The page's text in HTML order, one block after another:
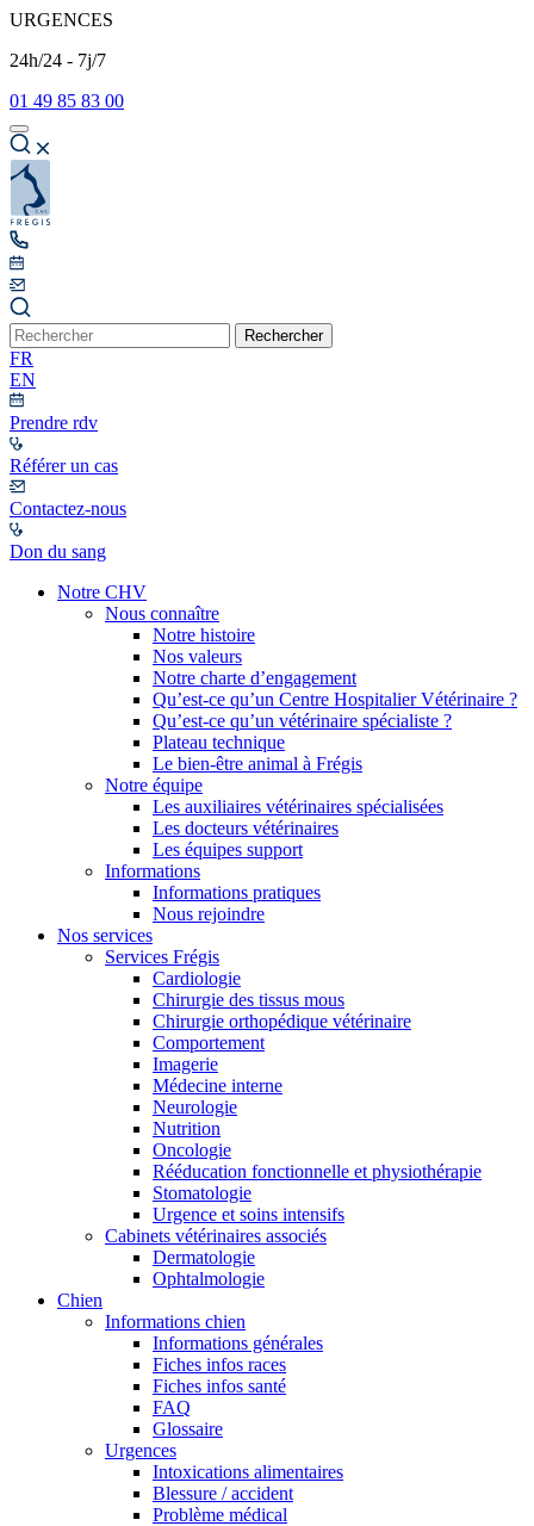
URGENCES
24h/24 - 7j/7
01 49 85 83 00
Rechercher
FR
EN
Prendre rdv
Référer un cas
Contactez-nous
Don du sang
Notre CHV
Nous connaître
Notre histoire
Nos valeurs
Notre charte d’engagement
Qu’est-ce qu’un Centre Hospitalier Vétérinaire ?
Qu’est-ce qu’un vétérinaire spécialiste ?
Plateau technique
Le bien-être animal à Frégis
Notre équipe
Les auxiliaires vétérinaires spécialisées
Les docteurs vétérinaires
Les équipes support
Informations
Informations pratiques
Nous rejoindre
Nos services
Services Frégis
Cardiologie
Chirurgie des tissus mous
Chirurgie orthopédique vétérinaire
Comportement
Imagerie
Médecine interne
Neurologie
Nutrition
Oncologie
Rééducation fonctionnelle et physiothérapie
Stomatologie
Urgence et soins intensifs
Cabinets vétérinaires associés
Dermatologie
Ophtalmologie
Chien
Informations chien
Informations générales
Fiches infos races
Fiches infos santé
FAQ
Glossaire
Urgences
Intoxications alimentaires
Blessure / accident
Problème médical